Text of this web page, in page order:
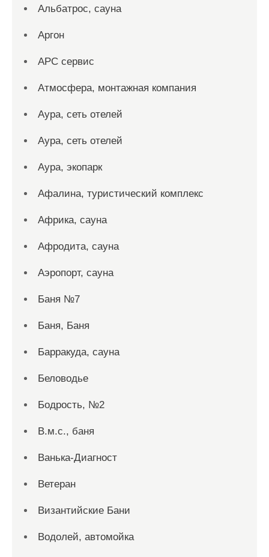
Альбатрос, сауна
Аргон
АРС сервис
Атмосфера, монтажная компания
Аура, сеть отелей
Аура, сеть отелей
Аура, экопарк
Афалина, туристический комплекс
Африка, сауна
Афродита, сауна
Аэропорт, сауна
Баня №7
Баня, Баня
Барракуда, сауна
Беловодье
Бодрость, №2
В.м.с., баня
Ванька-Диагност
Ветеран
Византийские Бани
Водолей, автомойка